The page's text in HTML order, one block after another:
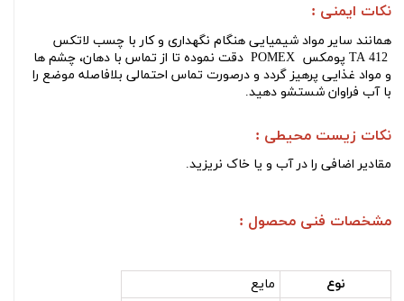
نکات ایمنی :
همانند سایر مواد شیمیایی هنگام نگهداری و کار با چسب لاتکس
POMEX پومکس TA 412
دقت نموده تا از تماس با دهان، چشم ها
و مواد غذایی پرهیز گردد و درصورت تماس احتمالی بلافاصله موضع را
با آب فراوان شستشو دهید.
نکات زیست محیطی :
مقادير اضافی را در آب و يا خاک نريزيد.
مشخصات فنی محصول :
نوع
مایع